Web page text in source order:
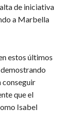
de iniciativa
a Marbella
estos últimos
conseguir
que el
Isabel